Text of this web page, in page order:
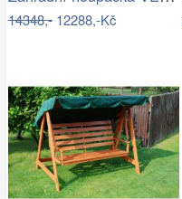
14348,-12288,-Kč